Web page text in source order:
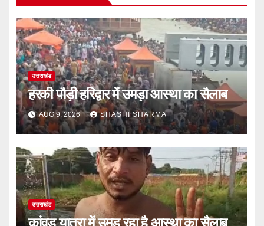
उत्तराखंड
हरकी पौड़ी हरिद्वार में उमड़ा आस्था का सैलाब
AUG 9, 2026 SHASHI SHARMA
उत्तराखंड